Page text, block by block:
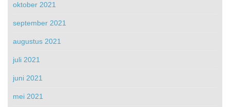
oktober 2021
september 2021
augustus 2021
juli 2021
juni 2021
mei 2021